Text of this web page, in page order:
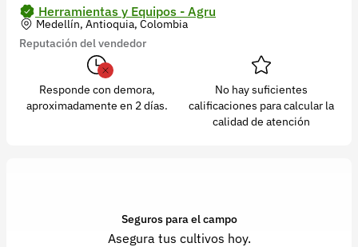
Herramientas y Equipos - Agru
Medellín, Antioquia, Colombia
Reputación del vendedor
Responde con demora,
aproximadamente en 2 días.
No hay suficientes
calificaciones para calcular la
calidad de atención
Seguros para el campo
Asegura tus cultivos hoy.